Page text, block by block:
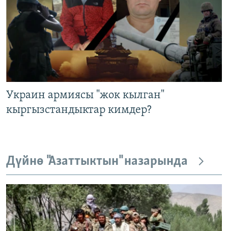
Украин армиясы "жок кылган"
кыргызстандыктар кимдер?
Дүйнө "Азаттыктын" назарында